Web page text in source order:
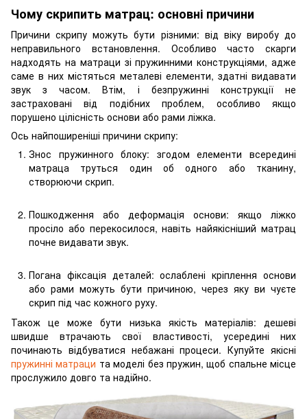
Чому скрипить матрац: основні причини
Причини скрипу можуть бути різними: від віку виробу до
неправильного встановлення. Особливо часто скарги
надходять на матраци зі пружинними конструкціями, адже
саме в них містяться металеві елементи, здатні видавати
звук з часом. Втім, і безпружинні конструкції не
застраховані від подібних проблем, особливо якщо
порушено цілісність основи або рами ліжка.
Ось найпоширеніші причини скрипу:
Знос пружинного блоку: згодом елементи всередині
матраца труться один об одного або тканину,
створюючи скрип.
Пошкодження або деформація основи: якщо ліжко
просіло або перекосилося, навіть найякісніший матрац
почне видавати звук.
Погана фіксація деталей: ослаблені кріплення основи
або рами можуть бути причиною, через яку ви чуєте
скрип під час кожного руху.
Також це може бути низька якість матеріалів: дешеві
швидше втрачають свої властивості, усередині них
починають відбуватися небажані процеси. Купуйте якісні
пружинні матраци та моделі без пружин, щоб спальне місце
прослужило довго та надійно.